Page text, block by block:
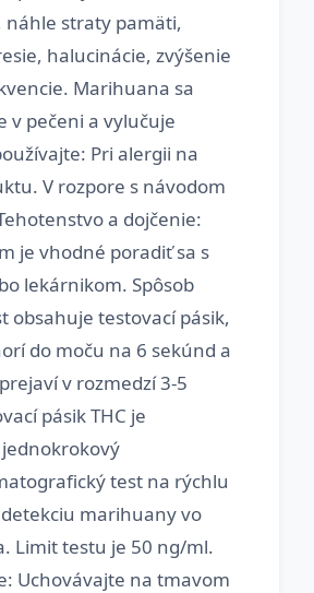
náhle straty pamäti,
halucinácie, zvýšenie
Marihuana sa
v pečeni a vylučuje
Pri alergii na
V rozpore s návodom
a dojčenie:
je vhodné poradiť sa s
lekárnikom. Spôsob
obsahuje testovací pásik,
do moču na 6 sekúnd a
v rozmedzí 3-5
pásik THC je
test na rýchlu
marihuany vo
Limit testu je 50 ng/ml.
Uchovávajte na tmavom